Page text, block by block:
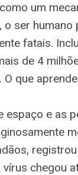
um
ser
fatais.
de 4
que
espaço e as
chegou